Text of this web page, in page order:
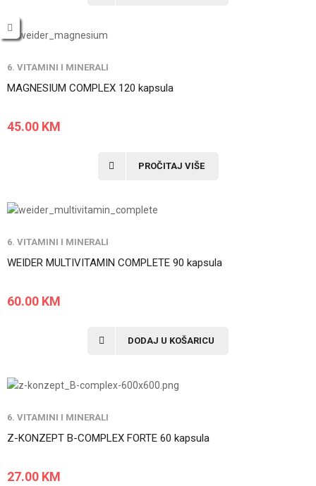
6. VITAMINI I MINERALI
MAGNESIUM COMPLEX 120 kapsula
45.00 KM
PROČITAJ VIŠE
6. VITAMINI I MINERALI
WEIDER MULTIVITAMIN COMPLETE 90 kapsula
60.00 KM
DODAJ U KOŠARICU
6. VITAMINI I MINERALI
Z-KONZEPT B-COMPLEX FORTE 60 kapsula
27.00 KM